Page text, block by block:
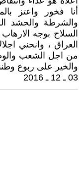
أنا فخور واعتز
والشرطة والحشد
السلاح بوجه
العراق ، وانحني
من اجل الشعب
والخير على ربوع
03 ـ 12 ـ 2016